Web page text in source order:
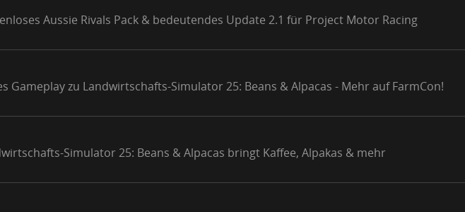
Aussie Rivals Pack & bedeutendes Update 2.1 für Project Motor Racing
Gameplay zu Landwirtschafts-Simulator 25: Beans & Alpacas - Mehr auf FarmCon!
Simulator 25: Beans & Alpacas bringt Kaffee, Alpakas & mehr